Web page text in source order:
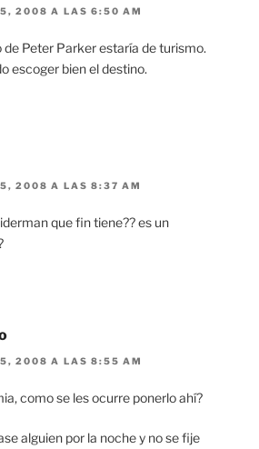
2008 A LAS 6:50 AM
de Peter Parker estaría de turismo.
escoger bien el destino.
2008 A LAS 8:37 AM
que fin tiene?? es un
2008 A LAS 8:55 AM
como se les ocurre ponerlo ahí?
alguien por la noche y no se fije